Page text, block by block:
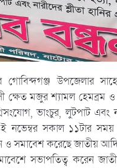
গোবিন্দগঞ্জ উপজেলার
ক্ষেত মজুর শ্যামল হেমব্রম ও
ভাংচুর, লুটপাট এবং
নভেম্বর সকাল ১১টার সময়
ও সমাবেশ করেছে জাতীয়
সভাপতিত্ব করেন